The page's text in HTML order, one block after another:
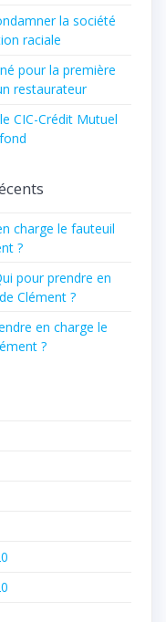
la société
raciale
pour la première
restaurateur
CIC-Crédit Mutuel
charge le fauteuil
?
pour prendre en
Clément ?
en charge le
?